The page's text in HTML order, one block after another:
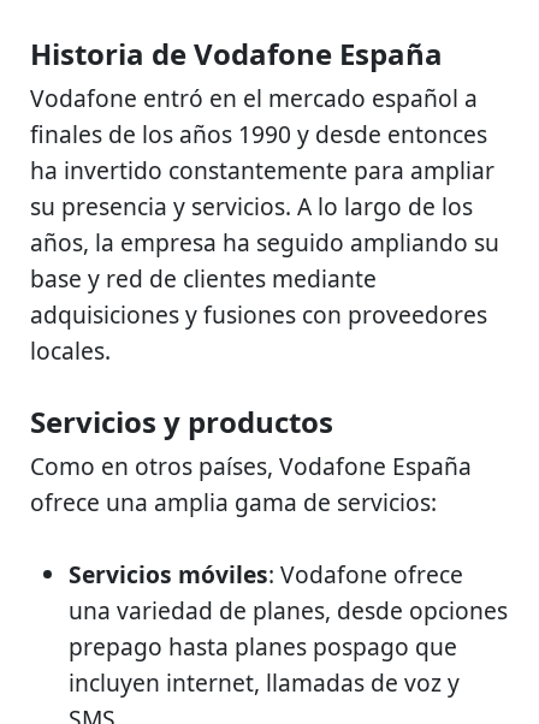
Historia de Vodafone España
Vodafone entró en el mercado español a
finales de los años 1990 y desde entonces
ha invertido constantemente para ampliar
su presencia y servicios. A lo largo de los
años, la empresa ha seguido ampliando su
base y red de clientes mediante
adquisiciones y fusiones con proveedores
locales.
Servicios y productos
Como en otros países, Vodafone España
ofrece una amplia gama de servicios:
Servicios móviles: Vodafone ofrece
una variedad de planes, desde opciones
prepago hasta planes pospago que
incluyen internet, llamadas de voz y